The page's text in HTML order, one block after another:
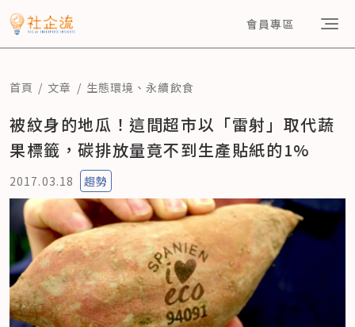
會員專區
首頁 文章 生態環境 、永續飲食
被紋身的地瓜！這間超市以「雷射」取代蔬
果標籤，碳排放量竟不到生產貼紙的1%
2017.03.18 趨勢